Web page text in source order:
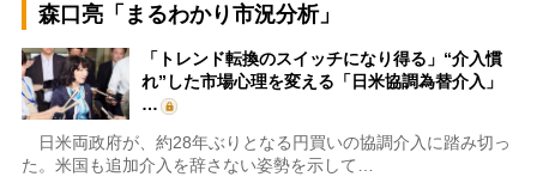
森口亮「まるわかり市況分析」
「トレンド転換のスイッチになり得る」“介入慣
れ”した市場心理を変える「日米協調為替介入」
…
日米両政府が、約28年ぶりとなる円買いの協調介入に踏み切っ
た。米国も追加介入を辞さない姿勢を示して…